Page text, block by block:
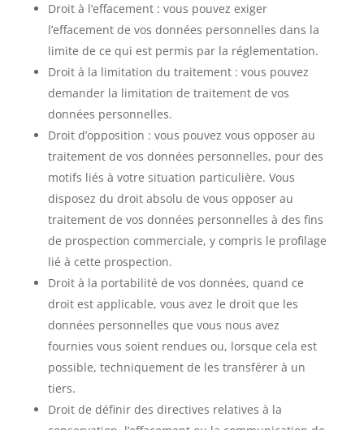
Droit à l’effacement : vous pouvez exiger
l’effacement de vos données personnelles dans la
limite de ce qui est permis par la réglementation.
Droit à la limitation du traitement : vous pouvez
demander la limitation de traitement de vos
données personnelles.
Droit d’opposition : vous pouvez vous opposer au
traitement de vos données personnelles, pour des
motifs liés à votre situation particulière. Vous
disposez du droit absolu de vous opposer au
traitement de vos données personnelles à des fins
de prospection commerciale, y compris le profilage
lié à cette prospection.
Droit à la portabilité de vos données, quand ce
droit est applicable, vous avez le droit que les
données personnelles que vous nous avez
fournies vous soient rendues ou, lorsque cela est
possible, techniquement de les transférer à un
tiers.
Droit de définir des directives relatives à la